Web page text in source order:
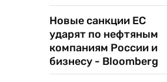
Новые санкции ЕС
ударят по нефтяным
компаниям России и
бизнесу - Bloomberg